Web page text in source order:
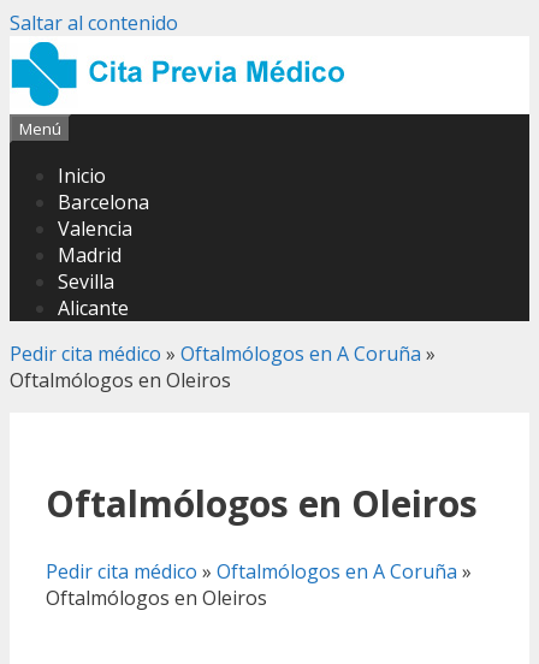
Saltar al contenido
Menú
Inicio
Barcelona
Valencia
Madrid
Sevilla
Alicante
Pedir cita médico » Oftalmólogos en A Coruña »
Oftalmólogos en Oleiros
Oftalmólogos en Oleiros
Pedir cita médico » Oftalmólogos en A Coruña »
Oftalmólogos en Oleiros